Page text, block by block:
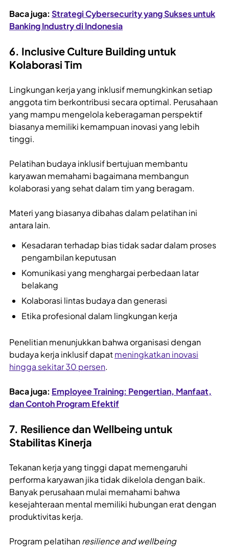
Baca juga: Strategi Cybersecurity yang Sukses untuk
Banking Industry di Indonesia
6. Inclusive Culture Building untuk
Kolaborasi Tim
Lingkungan kerja yang inklusif memungkinkan setiap
anggota tim berkontribusi secara optimal. Perusahaan
yang mampu mengelola keberagaman perspektif
biasanya memiliki kemampuan inovasi yang lebih
tinggi.
Pelatihan budaya inklusif bertujuan membantu
karyawan memahami bagaimana membangun
kolaborasi yang sehat dalam tim yang beragam.
Materi yang biasanya dibahas dalam pelatihan ini
antara lain.
Kesadaran terhadap bias tidak sadar dalam proses
pengambilan keputusan
Komunikasi yang menghargai perbedaan latar
belakang
Kolaborasi lintas budaya dan generasi
Etika profesional dalam lingkungan kerja
Penelitian menunjukkan bahwa organisasi dengan
budaya kerja inklusif dapatmeningkatkan inovasi
hingga sekitar 30 persen.
Baca juga: Employee Training: Pengertian, Manfaat,
dan Contoh Program Efektif
7. Resilience dan Wellbeing untuk
Stabilitas Kinerja
Tekanan kerja yang tinggi dapat memengaruhi
performa karyawan jika tidak dikelola dengan baik.
Banyak perusahaan mulai memahami bahwa
kesejahteraan mental memiliki hubungan erat dengan
produktivitas kerja.
Program pelatihanresilience and wellbeing